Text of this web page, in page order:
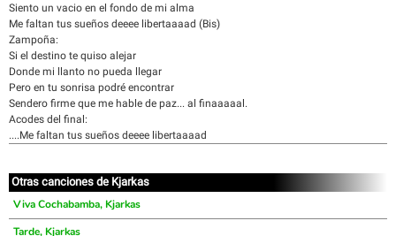
Siento un vacio en el fondo de mi alma
Me faltan tus sueños deeee libertaaaad (Bis)
Zampoña:
Si el destino te quiso alejar
Donde mi llanto no pueda llegar
Pero en tu sonrisa podré encontrar
Sendero firme que me hable de paz... al finaaaaal.
Acodes del final:
....Me faltan tus sueños deeee libertaaaad
Otras canciones de Kjarkas
Viva Cochabamba, Kjarkas
Tarde, Kjarkas